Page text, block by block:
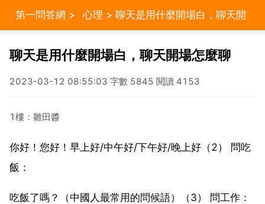
第一問答網 > 心理 > 聊天是用什麼開場白，聊天開
聊天是用什麼開場白，聊天開場怎麼聊
2023-03-12 08:55:03 字數 5845 閱讀 4153
1樓：雛田醬
你好！您好！早上好/中午好/下午好/晚上好（2） 問吃
飯：
吃飯了嗎？（中國人最常用的問候語）（3） 問工作：